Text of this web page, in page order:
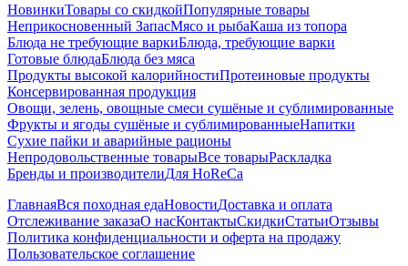
НовинкиТовары со скидкойПопулярные товары
Неприкосновенный ЗапасМясо и рыбаКаша из топора
Блюда не требующие варкиБлюда, требующие варки
Готовые блюдаБлюда без мяса
Продукты высокой калорийностиПротеиновые продукты
Консервированная продукция
Овощи, зелень, овощные смеси сушёные и сублимированные
Фрукты и ягоды сушёные и сублимированныеНапитки
Сухие пайки и аварийные рационы
Непродовольственные товарыВсе товарыРаскладка
Бренды и производителиДля HoReCa
ГлавнаяВся походная едаНовостиДоставка и оплата
Отслеживание заказаО насКонтактыСкидкиСтатьиОтзывы
Политика конфиденциальности и оферта на продажу
Пользовательское соглашение